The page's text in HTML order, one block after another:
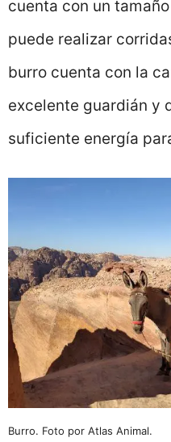
cuenta con un
puede realizar
burro cuenta con la
excelente guardián y
suficiente energía
Burro. Foto por Atlas Animal.